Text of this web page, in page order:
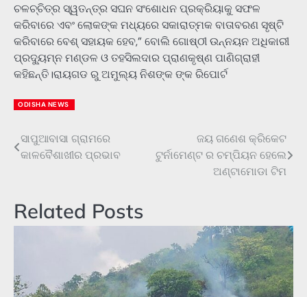
ଚଳଚ୍ଚିତ୍ର ସ୍ୱତନ୍ତ୍ର ସଘନ ସଂଶୋଧନ ପ୍ରକ୍ରିୟାକୁ ସଫଳ
କରିବାରେ ଏବଂ ଲୋକଙ୍କ ମଧ୍ୟରେ ସକାରାତ୍ମକ ବାତାବରଣ ସୃଷ୍ଟି
କରିବାରେ ବେଶ୍ ସହାୟକ ହେବ,” ବୋଲି ଗୋଷ୍ଠୀ ଉନ୍ନୟନ ଅଧିକାରୀ
ପ୍ରଦ୍ୟୁମ୍ନ ମଣ୍ଡଳ ଓ ତହସିଲଦାର ପ୍ରାଣକୃଷ୍ଣ ପାଣିଗ୍ରାହୀ
କହିଛନ୍ତି।ରାୟଗଡ ରୁ ଅମୁଲ୍ୟ ନିଶଙ୍କ ଙ୍କ ରିପୋର୍ଟ
ODISHA NEWS
Post
navigation
ସାପୁଆବାସା ଗ୍ରାମରେ
କାଳବୈଶାଖୀର ପ୍ରଭାବ
ଜୟ ଗଣେଶ କ୍ରିକେଟ
ଟୁର୍ନାମେଣ୍ଟ ର ଚମ୍ପିୟନ ହେଲେ
ଅଣ୍ଟାମୋଡା ଟିମ
Related Posts